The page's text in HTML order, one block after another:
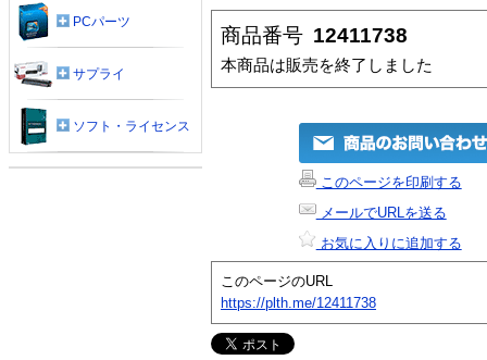
商品番号 12411738
本商品は販売を終了しました
このページを印刷する
メールでURLを送る
お気に入りに追加する
このページのURL
https://plth.me/12411738
PCパーツ
サプライ
ソフト・ライセンス